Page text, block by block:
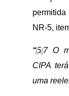
NR-5,
“5.7 O
CIPA
uma